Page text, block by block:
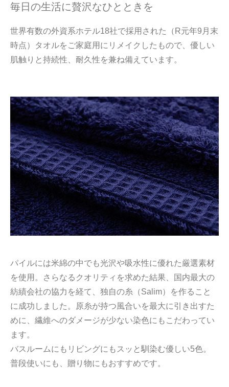
毎日の生活に贅沢なひとときを
世界有数の外資系ホテル18社で採用された（R元年9月末
時点）タオルをご家庭用にリメイクしたもので、優しい
肌触りと持続性、耐久性を兼ね備えています。
パイルには米綿の中でも光沢や吸水性に優れた厳選素材
を使用。さらなるクオリティを求めた結果、国内最大の
紡績会社の協力を経て、独自の糸（Salim）を作ること
に成功しました。原糸が持つ風合いを最大に引き出すた
めに、繊維へのダメージが少ない染色にもこだわってい
ます。
バスルームにもリビングにもスッと馴染む優しい5色。
普段使いにも、贈り物にもおすすめです。